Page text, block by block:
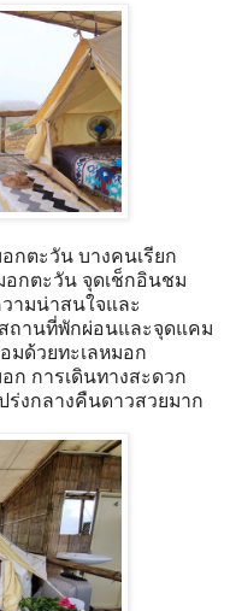
กตะวัน บางคนเรียก
กตะวัน จุดเช็กอินชม
ามน่าสนใจและ
ถานที่พักผ่อนและจุดแคม
มด้วยทะเลหมอก
ก การเดินทางสะดวก
งกลางคืนดาวสวยมาก